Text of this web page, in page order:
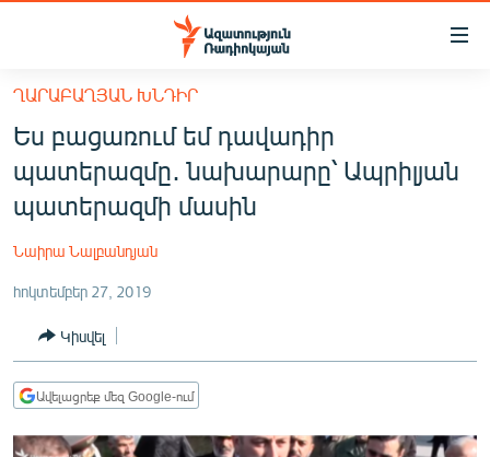
Մատչելիության
հիմնական
բովանդակությանը
հիմնական
մենյուին
ՀԱՅԱՍՏԱՆ
ՔԱՂԱՔԱԿԱՆ
ՏՆՏԵՍՈՒԹՅՈՒՆ
ՂԱՐԱԲԱՂ
ՂԱՐԱԲԱՂՅԱՆ ԽՆԴԻՐ
Ես բացառում եմ դավադիր
պատերազմը․ նախարարը՝ Ապրիլյան
պատերազմի մասին
Նաիրա Նալբանդյան
հոկտեմբեր 27, 2019
Կիսվել
Ավելացրեք մեզ Google-ում